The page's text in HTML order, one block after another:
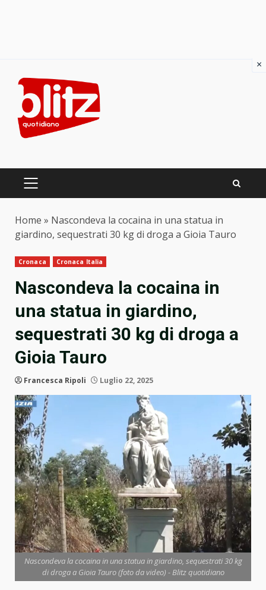
content
PRIMARY
Home » Nascondeva la cocaina in una statua in
giardino, sequestrati 30 kg di droga a Gioia Tauro
Cronaca Cronaca Italia
Nascondeva la cocaina in
una statua in giardino,
sequestrati 30 kg di droga a
Gioia Tauro
Francesca Ripoli Luglio 22, 2025
Nascondeva la cocaina in una statua in giardino, sequestrati 30 kg
di droga a Gioia Tauro (foto da video) - Blitz quotidiano
×